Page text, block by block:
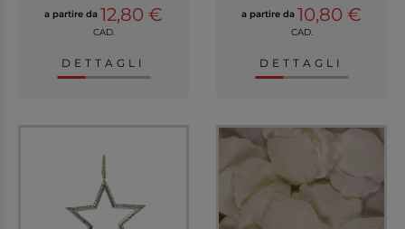
a partire da 12,80 €
CAD.
DETTAGLI
a partire da 10,80 €
CAD.
DETTAGLI